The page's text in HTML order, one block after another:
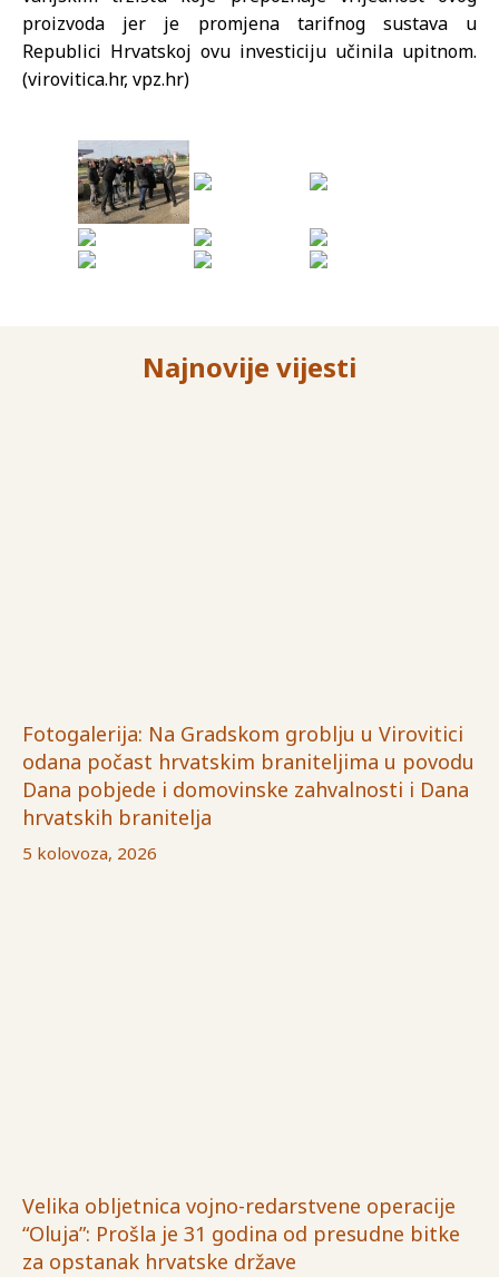
proizvoda jer je promjena tarifnog sustava u
Republici Hrvatskoj ovu investiciju učinila upitnom.
(virovitica.hr, vpz.hr)
Najnovije vijesti
Fotogalerija: Na Gradskom groblju u Virovitici
odana počast hrvatskim braniteljima u povodu
Dana pobjede i domovinske zahvalnosti i Dana
hrvatskih branitelja
5 kolovoza, 2026
Velika obljetnica vojno-redarstvene operacije
“Oluja”: Prošla je 31 godina od presudne bitke
za opstanak hrvatske države